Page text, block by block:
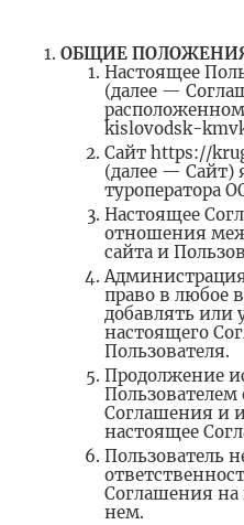
ОБЩИЕ
Настоящее
(далее —
kislovodsk-
Сайт https://
(далее — Сайт)
туроператора
Настоящее
отношения
сайта и
Администрация
право в любое
добавлять или
настоящего
Пользователя.
Продолжение
Пользователем
Соглашения и
настоящее
Пользователь
Соглашения
нем.